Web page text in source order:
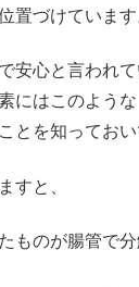
置づけています
安心と言われて
にはこのような
とを知っておい
すと、
ものが腸管で